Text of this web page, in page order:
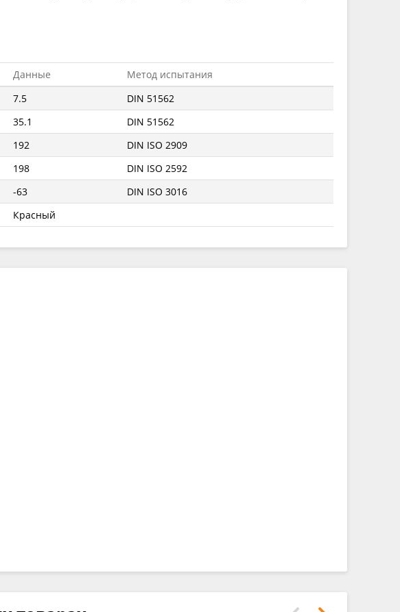
Данные
Метод испытания
7.5
DIN 51562
35.1
DIN 51562
192
DIN ISO 2909
198
DIN ISO 2592
-63
DIN ISO 3016
Красный